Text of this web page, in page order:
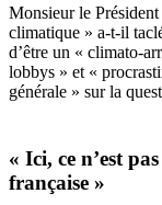
Monsieur le
climatique » a-t-il
d’être un « climato-
lobbys » et «
générale » sur la
« Ici, ce n’est
française »